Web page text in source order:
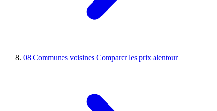
08 Communes voisines Comparer les prix alentour